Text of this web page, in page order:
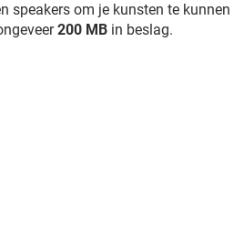
speakers om je kunsten te kunnen
200 MB in beslag.